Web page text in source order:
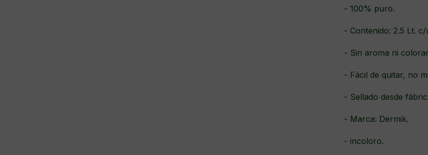
- 100% puro.
- Contenido: 2.5 Lt. c/
- Sin aroma ni
- Fácil de quitar, no
- Sellado desde
- Marca: Dermik.
- incoloro.